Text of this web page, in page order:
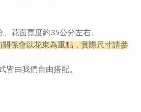
花面寬度約35公分左右。
關係會以花束為重點，實際尺寸請參
皆由我們自由搭配。